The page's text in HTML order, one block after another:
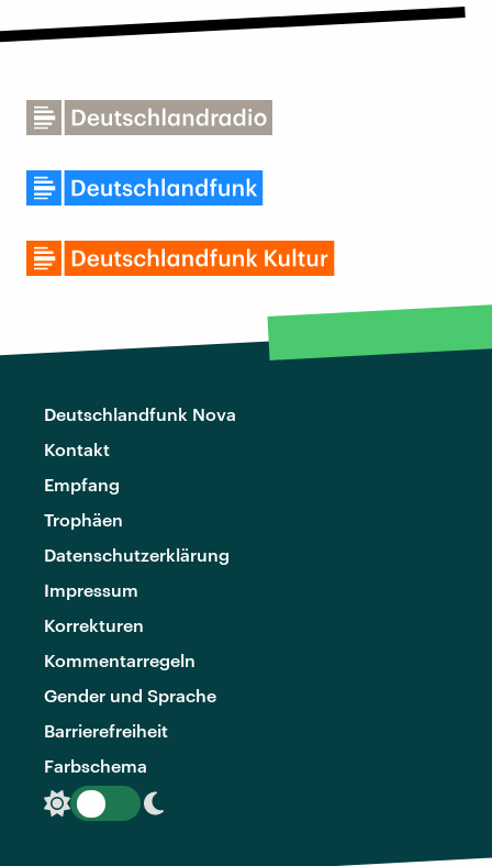
Deutschlandfunk Nova
Kontakt
Empfang
Trophäen
Datenschutzerklärung
Impressum
Korrekturen
Kommentarregeln
Gender und Sprache
Barrierefreiheit
Farbschema